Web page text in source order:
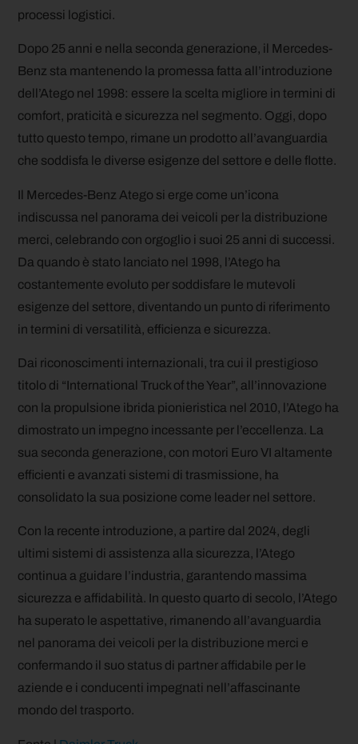
processi logistici.
Dopo 25 anni e nella seconda generazione, il Mercedes-
Benz sta mantenendo la promessa fatta all’introduzione
dell’Atego nel 1998: essere la scelta migliore in termini di
comfort, praticità e sicurezza nel segmento. Oggi, dopo
tutto questo tempo, rimane un prodotto all’avanguardia
che soddisfa le diverse esigenze del settore e delle flotte.
Il Mercedes-Benz Atego si erge come un’icona
indiscussa nel panorama dei veicoli per la distribuzione
merci, celebrando con orgoglio i suoi 25 anni di successi.
Da quando è stato lanciato nel 1998, l’Atego ha
costantemente evoluto per soddisfare le mutevoli
esigenze del settore, diventando un punto di riferimento
in termini di versatilità, efficienza e sicurezza.
Dai riconoscimenti internazionali, tra cui il prestigioso
titolo di “International Truck of the Year”, all’innovazione
con la propulsione ibrida pionieristica nel 2010, l’Atego ha
dimostrato un impegno incessante per l’eccellenza. La
sua seconda generazione, con motori Euro VI altamente
efficienti e avanzati sistemi di trasmissione, ha
consolidato la sua posizione come leader nel settore.
Con la recente introduzione, a partire dal 2024, degli
ultimi sistemi di assistenza alla sicurezza, l’Atego
continua a guidare l’industria, garantendo massima
sicurezza e affidabilità. In questo quarto di secolo, l’Atego
ha superato le aspettative, rimanendo all’avanguardia
nel panorama dei veicoli per la distribuzione merci e
confermando il suo status di partner affidabile per le
aziende e i conducenti impegnati nell’affascinante
mondo del trasporto.